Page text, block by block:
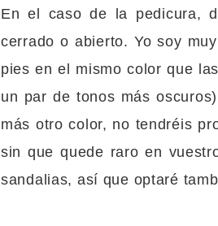
En el caso de la pedicura,
cerrado o abierto. Yo soy
pies en el mismo color que
un par de tonos más
más otro color, no tendréis
sin que quede raro en
sandalias, así que optaré